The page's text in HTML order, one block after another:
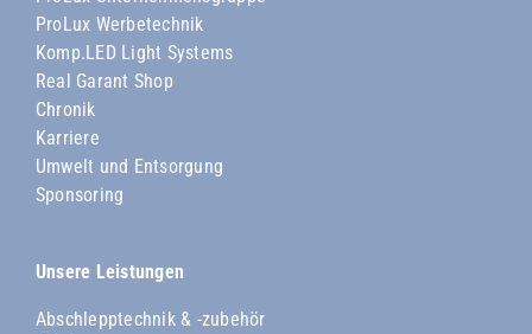
ProLux Werbetechnik
Komp.LED Light Systems
Real Garant Shop
Chronik
Karriere
Umwelt und Entsorgung
Sponsoring
Unsere Leistungen
Abschlepptechnik & -zubehör